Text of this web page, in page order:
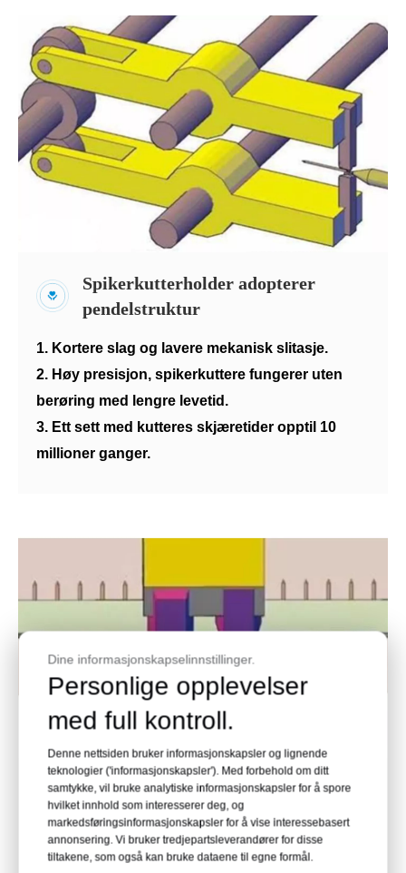
Spikerkutterholder adopterer
pendelstruktur
1. Kortere slag og lavere mekanisk slitasje.
2. Høy presisjon, spikerkuttere fungerer uten
berøring med lengre levetid.
3. Ett sett med kutteres skjæretider opptil 10
millioner ganger.
Unik patent-, dobbel- og
dobbelstansestruktur
1. Større spikerhoder kan enkelt fås
Dine informasjonskapselinnstillinger.
Personlige opplevelser
med full kontroll.
Denne nettsiden bruker informasjonskapsler og lignende
teknologier ('informasjonskapsler'). Med forbehold om ditt
samtykke, vil bruke analytiske informasjonskapsler for å spore
hvilket innhold som interesserer deg, og
markedsføringsinformasjonskapsler for å vise interessebasert
annonsering. Vi bruker tredjepartsleverandører for disse
tiltakene, som også kan bruke dataene til egne formål.